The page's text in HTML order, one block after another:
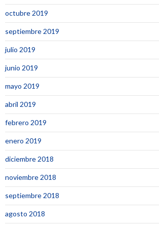
octubre 2019
septiembre 2019
julio 2019
junio 2019
mayo 2019
abril 2019
febrero 2019
enero 2019
diciembre 2018
noviembre 2018
septiembre 2018
agosto 2018